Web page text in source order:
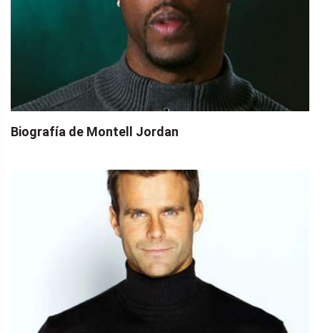
Biografía de Montell Jordan